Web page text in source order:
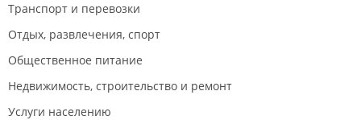
Транспорт и перевозки
Отдых, развлечения, спорт
Общественное питание
Недвижимость, строительство и ремонт
Услуги населению